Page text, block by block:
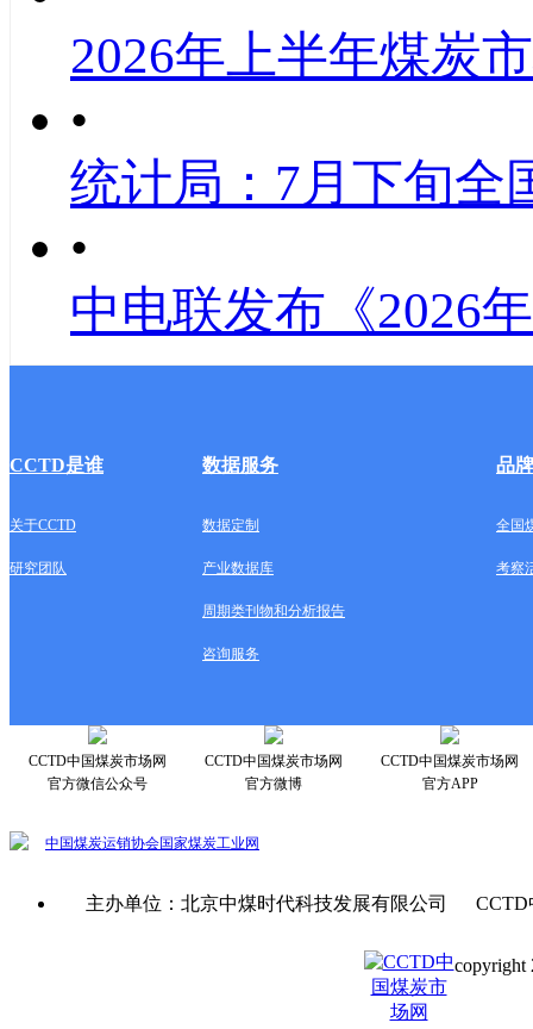
2026年上半年煤炭
•
统计局：7月下旬全
•
中电联发布《2026
CCTD是谁 数据服务 品
关于CCTD 数据定制 全国
研究团队 产业数据库 考察
周期类刊物和分析报告
咨询服务
CCTD中国煤炭市场网
官方微信公众号
CCTD中国煤炭市场网
官方微博
CCTD中国煤炭市场网
官方APP
中国煤炭运销协会国家煤炭工业网
主办单位：北京中煤时代科技发展有限公司
copyright